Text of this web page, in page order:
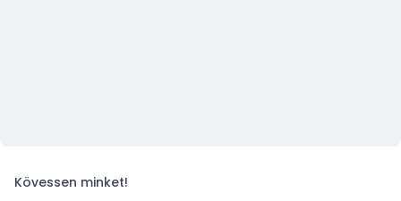
Kövessen minket!